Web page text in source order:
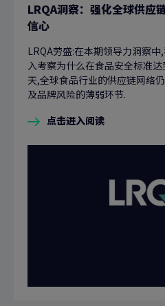
LRQA洞察：强化全球供应
信心
LRQA劳盛:在本期领导力洞察
入考察为什么在食品安全标准
天,全球食品行业的供应链网络
及品牌风险的薄弱环节.
点击进入阅读